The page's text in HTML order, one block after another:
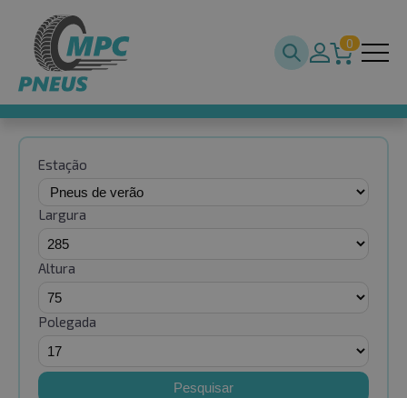
0
Estação
Largura
Altura
Polegada
Pesquisar